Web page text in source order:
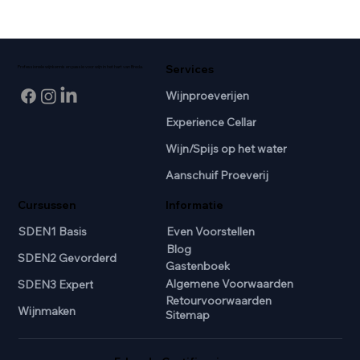
Professionele wijnkennis en passie voor wijn in het hart van Breda.
Cursussen
SDEN1 Basis
SDEN2 Gevorderd
SDEN3 Expert
Wijnmaken
Services
Wijnproeverijen
Experience Cellar
Wijn/Spijs op het water
Aanschuif Proeverij
Informatie
Even Voorstellen
Blog
Gastenboek
Algemene Voorwaarden
Retourvoorwaarden
Sitemap